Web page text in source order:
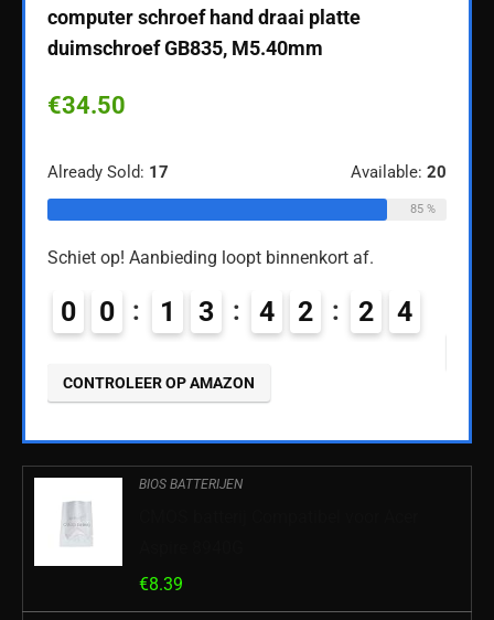
computer schroef hand draai platte
duimschroef GB835, M5.40mm
€34.50
Already Sold: 17 Available: 20
85 %
Schiet op! Aanbieding loopt binnenkort af.
0 0 1 3 4 2 2
3
CONTROLEER OP AMAZON
BIOS BATTERIJEN
€8.39